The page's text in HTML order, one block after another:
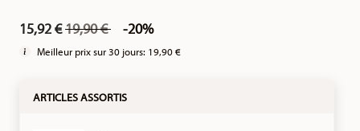
15,92 €Price reduced from
19,90 €to -20%
Meilleur prix sur 30 jours: 19,90 €
ARTICLES ASSORTIS